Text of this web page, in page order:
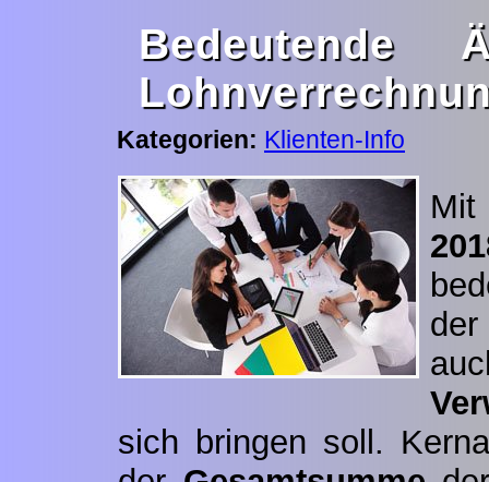
Bedeutende
Kategorien: Klienten-Info
sich bringen soll.